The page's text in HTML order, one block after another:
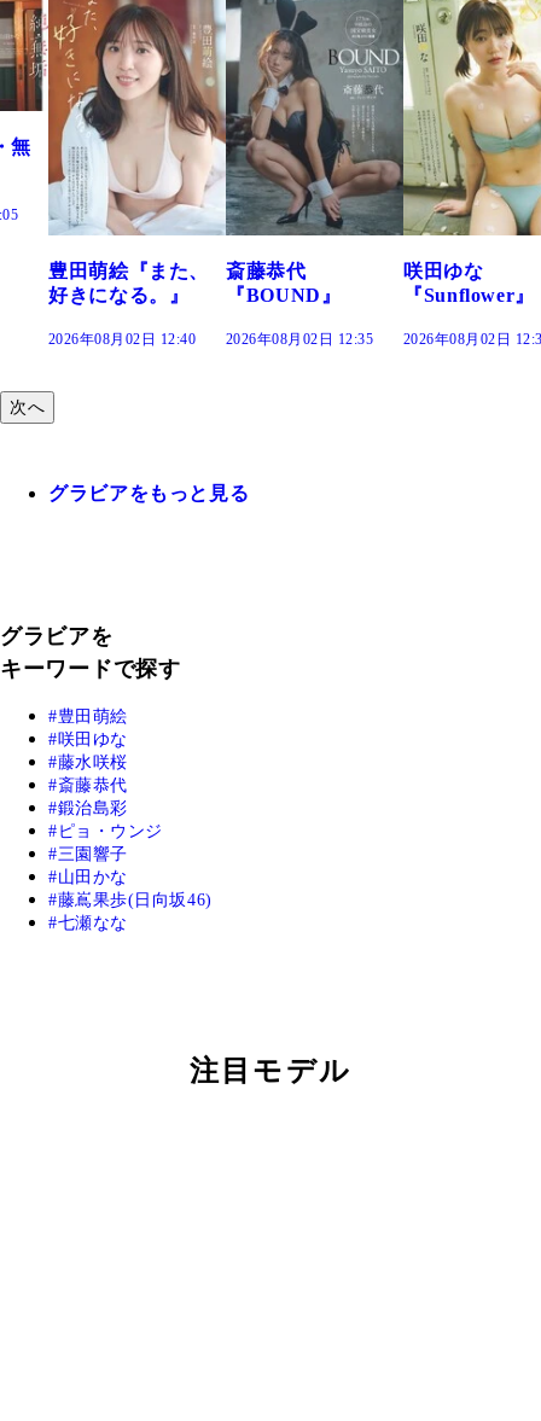
斎藤恭代
『BOUND』
2026年08月02日 12:35
咲田ゆな
『Sunflower』
2026年08月02日 12:30
藤水咲桜『花
だまり』
2026年08月02日
次へ
グラビアをもっと見る
グラビアを
キーワードで探す
豊田萌絵
咲田ゆな
藤水咲桜
斎藤恭代
鍛治島彩
ピョ・ウンジ
三園響子
山田かな
藤嶌果歩(日向坂46)
七瀬なな
注目モデル